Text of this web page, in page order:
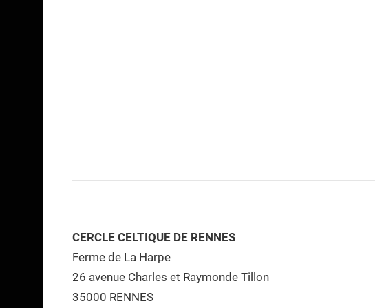
CERCLE CELTIQUE DE RENNES
Ferme de La Harpe
26 avenue Charles et Raymonde Tillon
35000 RENNES